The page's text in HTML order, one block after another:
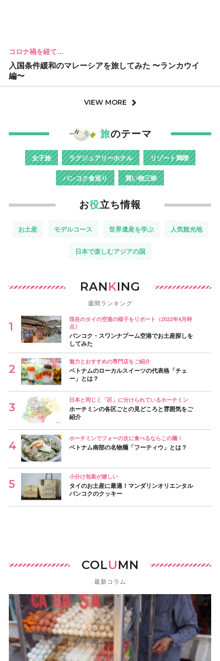
コロナ禍を経て…
入国条件緩和のマレーシアを旅してみた 〜ランカウイ
編〜
VIEW MORE
旅のテーマ
女子旅 ラグジュアリーホテル リゾート満喫
バンコク食巡り 買い物三昧
お役立ち情報
お土産 モデルコース 世界遺産を学ぶ 人気観光地
日本で楽しむアジアの国
RANKING
週間ランキング
現在のタイの空港の様子をリポート（2022年4月時
点）
バンコク・スワンナプーム空港でお土産探しを
してみた
魅力とおすすめの専門店をご紹介
ベトナムのローカルスイーツの代表格「チェ
ー」とは？
日本と同じく「区」に分けられているホーチミン
ホーチミンの各区ごとの見どころと雰囲気をご
紹介
ホーチミンでフォーの次に食べるならこの麺！
ベトナム南部の名物麺「フーティウ」とは？
小分け包装が嬉しい
タイのお土産に最適！マンダリンオリエンタル
バンコクのクッキー
COLUMN
最新コラム